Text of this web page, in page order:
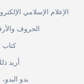
الإعلام الإسلامي
الحروف
كتاب
أريد
بدو